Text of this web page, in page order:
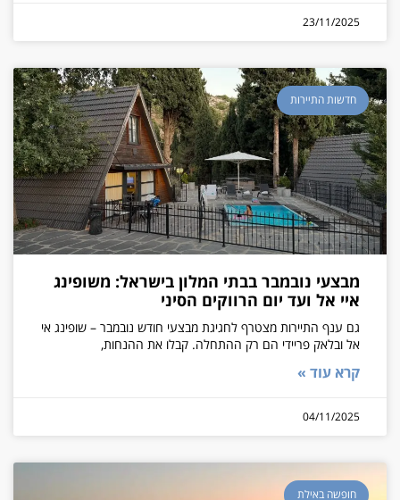
23/11/2025
חדשות התיירות
מבצעי נובמבר בבתי המלון בישראל: משופינג
איי אל ועד יום הרווקים הסיני
גם ענף התיירות מצטרף לחגיגת מבצעי חודש נובמבר – שופינג אי
אל ובלאק פריידי הם רק ההתחלה. קבלו את ההנחות,
קרא עוד »
04/11/2025
חופשה באילת